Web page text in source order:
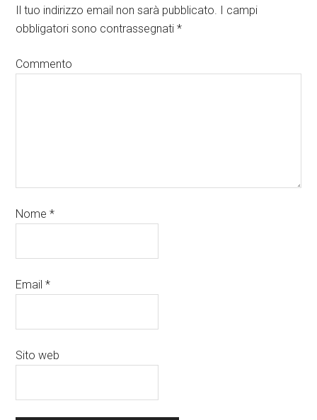
Il tuo indirizzo email non sarà pubblicato. I campi
obbligatori sono contrassegnati*
Commento
Nome*
Email*
Sito web